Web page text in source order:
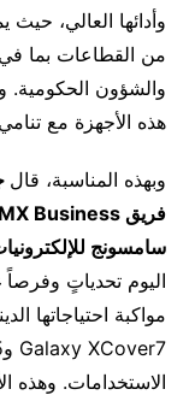
وأدائها العالي،
من القطاعات بما في
والشؤون الحكومية.
هذه الأجهزة مع
وبهذه المناسبة، قال
فريق Business
سامسونج
اليوم تحدياتٍ وفرصاً
مواكبة احتياجاتها
الاستخدامات. وهذه